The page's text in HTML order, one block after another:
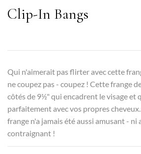
Clip-In Bangs
Qui n'aimerait pas flirter avec cette
ne coupez pas - coupez ! Cette frange
côtés de 9½" qui encadrent le visage et
parfaitement avec vos propres
frange n'a jamais été aussi amusant - ni
contraignant !